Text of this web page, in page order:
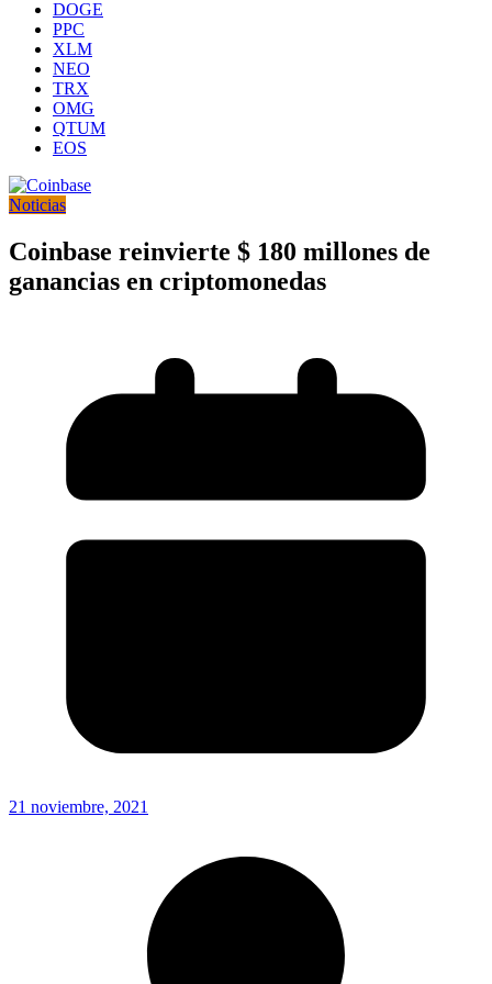
DOGE
PPC
XLM
NEO
TRX
OMG
QTUM
EOS
Noticias
Coinbase reinvierte $ 180 millones de
ganancias en criptomonedas
21 noviembre, 2021